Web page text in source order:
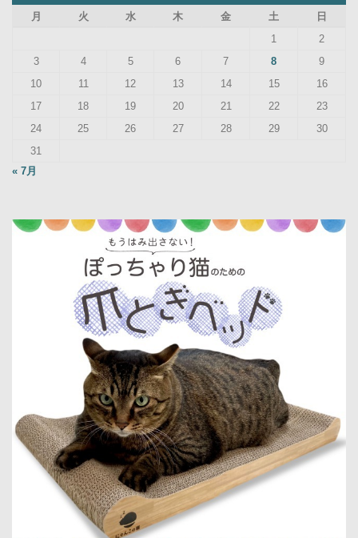
月 火 水 木 金 土
日
1
2
3
4 5 6 7 8
9
10
11 12 13 14 15
16
17
18 19 20 21 22
23
24
25 26 27 28 29
30
31
« 7月